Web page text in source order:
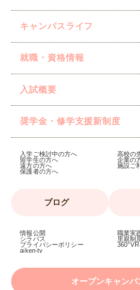
キャンパスライフ
就職・資格情報
入試概要
奨学金・修学支援新制度
ブログ
入学ご検討中の方へ
留学生の方へ
遠方の方へ
保護者の方へ
高校の
企業の
施設ご
職業実
情報公開
シラバス
プライバシーポリシー
里親制
aiken-tv
オープンキャンパ